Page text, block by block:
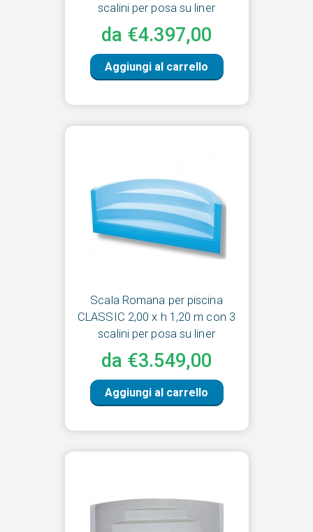
scalini per posa su liner
da €4.397,00
Aggiungi al carrello
Scala Romana per piscina
CLASSIC 2,00 x h 1,20 m con 3
scalini per posa su liner
da €3.549,00
Aggiungi al carrello